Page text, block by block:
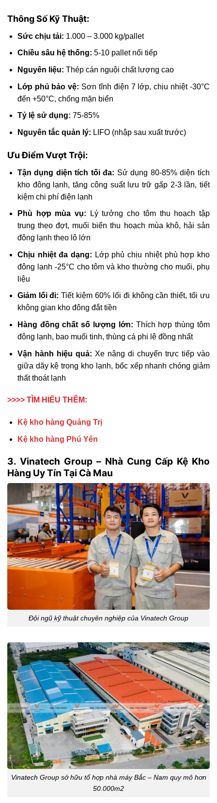
Thông Số Kỹ Thuật:
Sức chịu tải: 1.000 – 3.000 kg/pallet
Chiều sâu hệ thống: 5-10 pallet nối tiếp
Nguyên liệu: Thép cán nguội chất lượng cao
Lớp phủ bảo vệ: Sơn tĩnh điện 7 lớp, chịu nhiệt -30°C
đến +50°C, chống mặn biển
Tỷ lệ sử dụng: 75-85%
Nguyên tắc quản lý: LIFO (nhập sau xuất trước)
Ưu Điểm Vượt Trội:
Tận dụng diện tích tối đa: Sử dụng 80-85% diện tích
kho đông lạnh, tăng công suất lưu trữ gấp 2-3 lần, tiết
kiệm chi phí điện lạnh
Phù hợp mùa vụ: Lý tưởng cho tôm thu hoạch tập
trung theo đợt, muối biển thu hoạch mùa khô, hải sản
đông lạnh theo lô lớn
Chịu nhiệt đa dạng: Lớp phủ chịu nhiệt phù hợp kho
đông lạnh -25°C cho tôm và kho thường cho muối, phụ
liệu
Giảm lối đi: Tiết kiệm 60% lối đi không cần thiết, tối ưu
không gian kho đông đắt tiền
Hàng đồng chất số lượng lớn: Thích hợp thùng tôm
đông lạnh, bao muối tinh, thùng cá phi lê đồng nhất
Vận hành hiệu quả: Xe nâng di chuyển trực tiếp vào
giữa dãy kệ trong kho lạnh, bốc xếp nhanh chóng giảm
thất thoát lạnh
>>>> TÌM HIỂU THÊM:
Kệ kho hàng Quảng Trị
Kệ kho hàng Phú Yên
3. Vinatech Group – Nhà Cung Cấp Kệ Kho
Hàng Uy Tín Tại Cà Mau
Đội ngũ kỹ thuật chuyên nghiệp của Vinatech Group
Vinatech Group sở hữu tổ hợp nhà máy Bắc – Nam quy mô hơn
50.000m2